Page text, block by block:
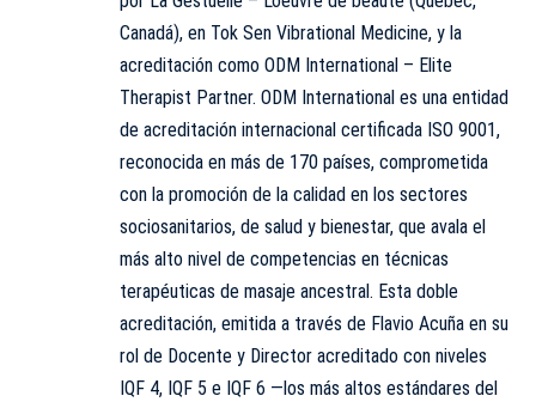
Canadá), en Tok Sen Vibrational Medicine, y la
acreditación como ODM International – Elite
Therapist Partner. ODM International es una entidad
de acreditación internacional certificada ISO 9001,
reconocida en más de 170 países, comprometida
con la promoción de la calidad en los sectores
sociosanitarios, de salud y bienestar, que avala el
más alto nivel de competencias en técnicas
terapéuticas de masaje ancestral. Esta doble
acreditación, emitida a través de Flavio Acuña en su
rol de Docente y Director acreditado con niveles
IQF 4, IQF 5 e IQF 6 —los más altos estándares del